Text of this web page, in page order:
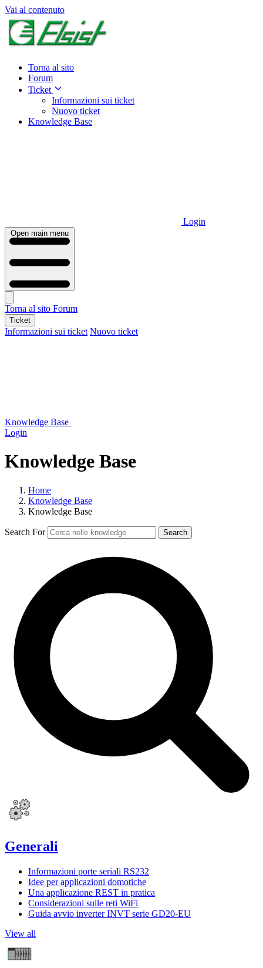
Vai al contenuto
Torna al sito
Forum
Ticket
Informazioni sui ticket
Nuovo ticket
Knowledge Base
Login
Open main menu
Torna al sito Forum
Ticket
Informazioni sui ticket Nuovo ticket
Knowledge Base
Login
Knowledge Base
Home
Knowledge Base
Knowledge Base
Search For Search
Generali
Informazioni porte seriali RS232
Idee per applicazioni domotiche
Una applicazione REST in pratica
Considerazioni sulle reti WiFi
Guida avvio inverter INVT serie GD20-EU
View all